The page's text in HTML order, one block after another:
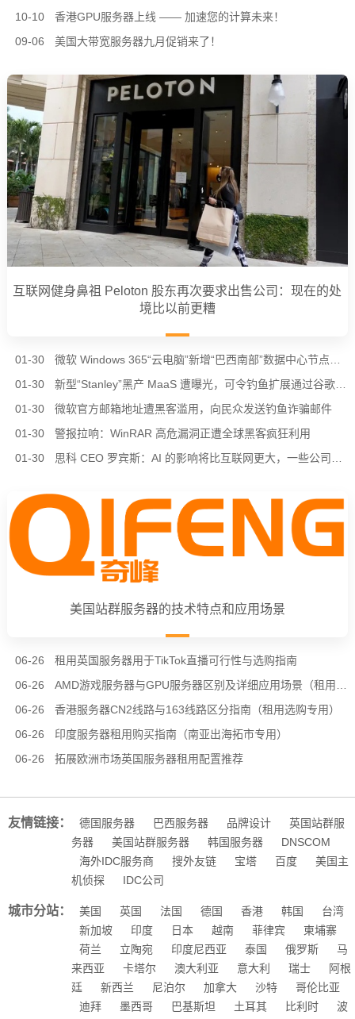
10-10
香港GPU服务器上线 —— 加速您的计算未来！
09-06
美国大带宽服务器九月促销来了！
互联网健身鼻祖 Peloton 股东再次要求出售公司：现在的处
境比以前更糟
01-30
01-30
新型“Stanley”黑产 MaaS 遭曝光，可令钓鱼扩展通过谷歌 Chrome 商店审核
01-30
微软官方邮箱地址遭黑客滥用，向民众发送钓鱼诈骗邮件
01-30
警报拉响：WinRAR 高危漏洞正遭全球黑客疯狂利用
01-30
美国站群服务器的技术特点和应用场景
06-26
租用英国服务器用于TikTok直播可行性与选购指南
06-26
06-26
香港服务器CN2线路与163线路区分指南（租用选购专用）
06-26
印度服务器租用购买指南（南亚出海拓市专用）
06-26
拓展欧洲市场英国服务器租用配置推荐
友情链接： 德国服务器 巴西服务器 品牌设计
英国站群服
务器
美国站群服务器 韩国服务器
DNSCOM
海外IDC服务商
搜外友链 宝塔 百度
美国主
机侦探
IDC公司
城市分站： 美国 英国 法国 德国 香港 韩国
台湾
新加坡
印度 日本 越南 菲律宾
柬埔寨
荷兰
立陶宛 印度尼西亚 泰国 俄罗斯
马
来西亚
卡塔尔 澳大利亚 意大利 瑞士
阿根
廷
新西兰 尼泊尔 加拿大 沙特
哥伦比亚
迪拜
墨西哥 巴基斯坦 土耳其 比利时
波